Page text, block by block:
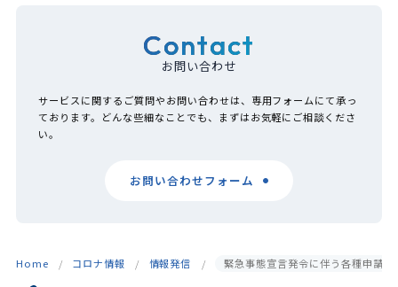
Contact
お問い合わせ
サービスに関するご質問やお問い合わせは、専用フォームにて承っ
ております。どんな些細なことでも、まずはお気軽にご相談くださ
い。
お問い合わせフォーム
Home コロナ情報 情報発信 緊急事態宣言発令に伴う各種申請